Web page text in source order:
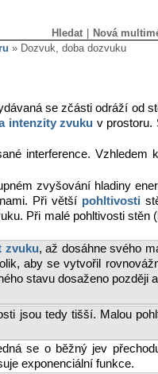
Hledat Nová
» Dozvuk, doba dozvuku
se zčásti odráží od
intenzity zvuku v prostoru.
interference. Vzhledem
zvyšování hladiny
Při větší pohltivosti
Při malé pohltivosti stěn
zvuku, až dosáhne svého
aby se vytvořil
stavu dosaženo později
jsou tedy tišší. Malou
se o běžný jev
exponenciální funkce.